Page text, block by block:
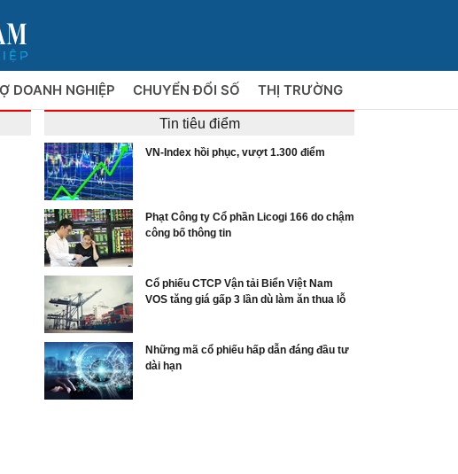
DOANH NGHIỆP CHUYỂN ĐỔI SỐ THỊ TRƯỜNG
Tin tiêu điểm
VN-Index hồi phục, vượt 1.300 điểm
Phạt Công ty Cổ phần Licogi 166 do chậm
công bố thông tin
Cổ phiếu CTCP Vận tải Biển Việt Nam
VOS tăng giá gấp 3 lần dù làm ăn thua lỗ
Những mã cổ phiếu hấp dẫn đáng đầu tư
dài hạn